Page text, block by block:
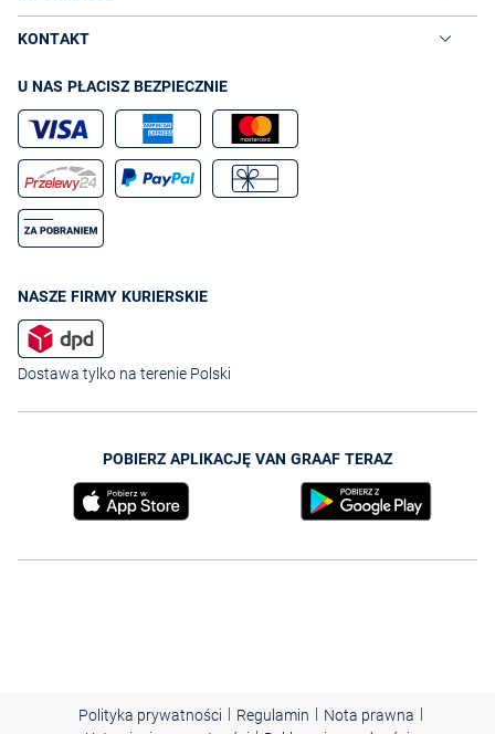
KONTAKT
U NAS PŁACISZ BEZPIECZNIE
NASZE FIRMY KURIERSKIE
Dostawa tylko na terenie Polski
POBIERZ APLIKACJĘ VAN GRAAF TERAZ
Polityka prywatności | Regulamin | Nota prawna |